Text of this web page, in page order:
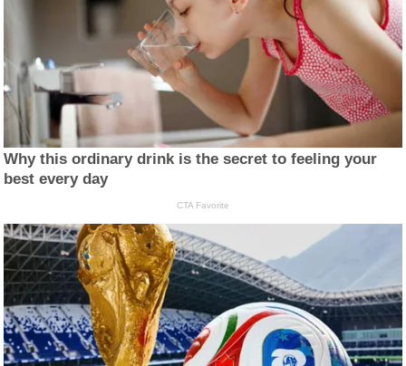
Why this ordinary drink is the secret to feeling your
best every day
CTA Favorite